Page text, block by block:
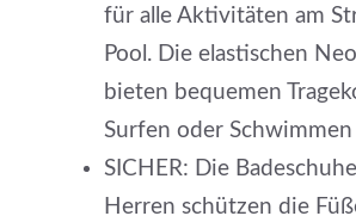
für alle Aktivitäten am
Pool. Die elastischen
bieten bequemen
Surfen oder Schwimmen
SICHER: Die
Herren schützen die